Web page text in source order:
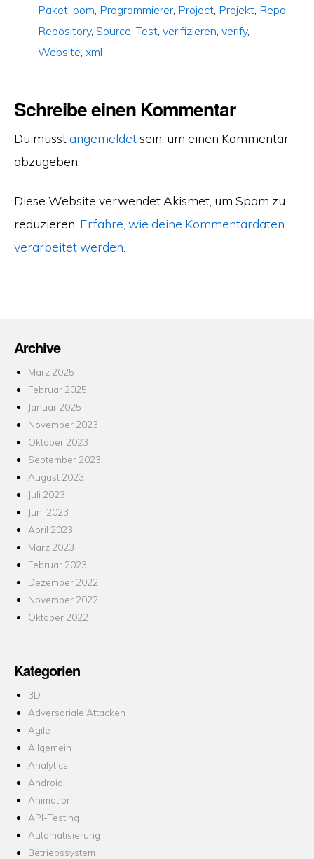
Paket, pom, Programmierer, Project, Projekt, Repo,
Repository, Source,Test, verifizieren, verify,
Website, xml
Schreibe einen Kommentar
Du musstangemeldetsein, um einen Kommentar
abzugeben.
Diese Website verwendet Akismet, um Spam zu
reduzieren. Erfahre, wie deine Kommentardaten
verarbeitet werden.
Archive
März 2025
Februar 2025
Januar 2025
November 2023
Oktober 2023
September 2023
August 2023
Juli 2023
Juni 2023
April 2023
März 2023
Februar 2023
Dezember 2022
November 2022
Oktober 2022
Kategorien
3D
Adversariale Attacken
Agile
Allgemein
Analytics
Android
Animation
API-Testing
Automatisierung
Betriebssystem